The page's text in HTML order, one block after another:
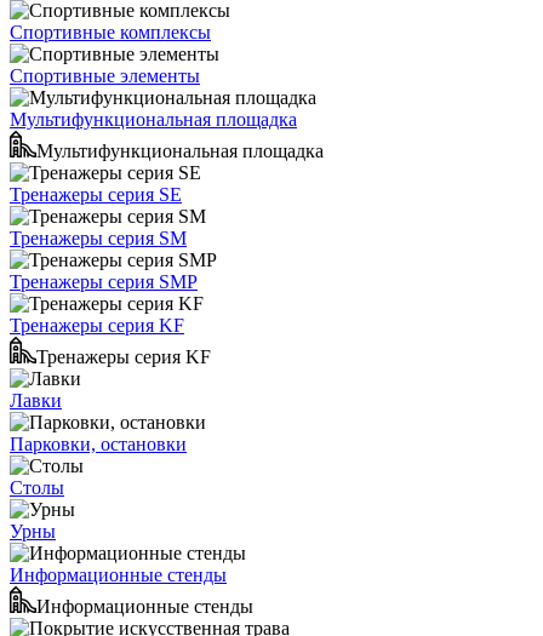
Спортивные комплексы
Спортивные элементы
Мультифункциональная площадка
Мультифункциональная площадка
Тренажеры серия SE
Тренажеры серия SM
Тренажеры серия SMP
Тренажеры серия KF
Тренажеры серия KF
Лавки
Парковки, остановки
Столы
Урны
Информационные стенды
Информационные стенды